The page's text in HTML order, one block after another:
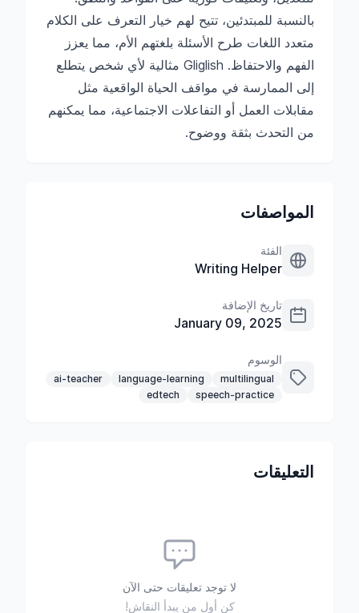
بالنسبة للمبتدئين، تتيح لهم خيار التعرف على الكلام
متعدد اللغات طرح الأسئلة بلغتهم الأم، مما يعزز
الفهم والاحتفاظ. Gliglish مثالية لأي شخص يتطلع
إلى الممارسة في مواقف الحياة الواقعية مثل
مقابلات العمل أو التفاعلات الاجتماعية، مما يمكنهم
من التحدث بثقة ووضوح.
المواصفات
الفئة
Writing Helper
تاريخ الإضافة
January 09, 2025
الوسوم
multilingual
language-learning
ai-teacher
speech-practice
edtech
التعليقات
لا توجد تعليقات حتى الآن
كن أول من يبدأ النقاش!